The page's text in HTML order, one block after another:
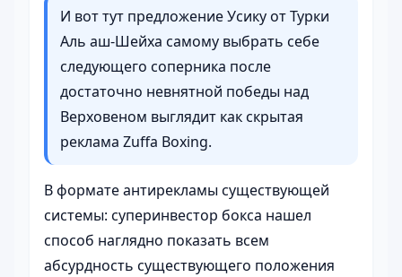
И вот тут предложение Усику от Турки
Аль аш-Шейха самому выбрать себе
следующего соперника после
достаточно невнятной победы над
Верховеном выглядит как скрытая
реклама Zuffa Boxing.
В формате антирекламы существующей
системы: суперинвестор бокса нашел
способ наглядно показать всем
абсурдность существующего положения